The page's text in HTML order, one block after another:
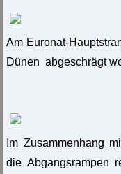
Am Euronat-
Dünen abgeschrägt
Im Zusammenhang
die Abgangsrampen